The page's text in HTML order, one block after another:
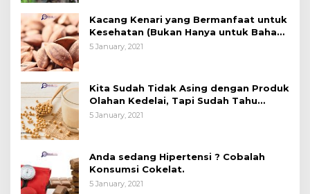
Kacang Kenari yang Bermanfaat untuk
Kesehatan (Bukan Hanya untuk Bahan
Kue)
5 January, 2021
Kita Sudah Tidak Asing dengan Produk
Olahan Kedelai, Tapi Sudah Tahu
Manfaatnya untuk Kesehatan?
5 January, 2021
Anda sedang Hipertensi ? Cobalah
Konsumsi Cokelat.
5 January, 2021